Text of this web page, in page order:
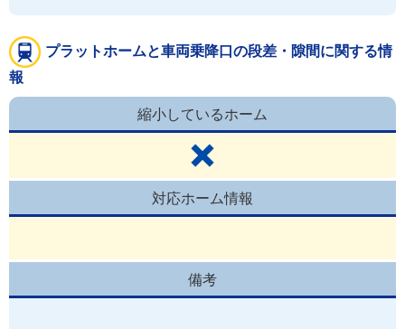
プラットホームと車両乗降口の段差・隙間に関する情
報
縮小しているホーム
対応ホーム情報
備考